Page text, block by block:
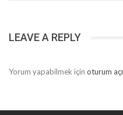
LEAVE A REPLY
Yorum yapabilmek için oturum